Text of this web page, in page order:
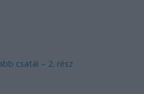
csatái – 2. rész